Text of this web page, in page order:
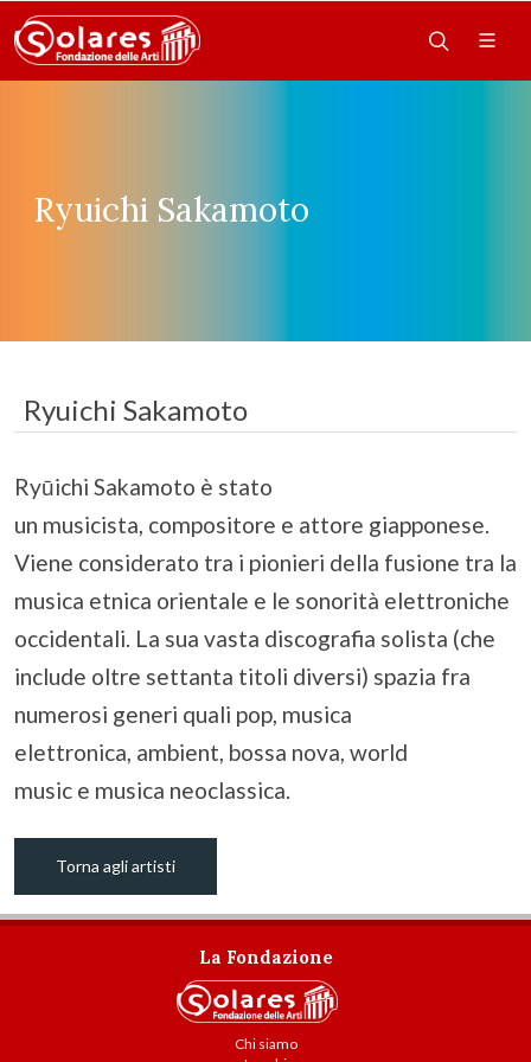
Ryuichi Sakamoto
Ryuichi Sakamoto
Ryūichi Sakamoto è stato
un musicista, compositore e attore giapponese.
Viene considerato tra i pionieri della fusione tra la
musica etnica orientale e le sonorità elettroniche
occidentali. La sua vasta discografia solista (che
include oltre settanta titoli diversi) spazia fra
numerosi generi quali pop, musica
elettronica, ambient, bossa nova, world
music e musica neoclassica.
Torna agli artisti
La Fondazione
Chi siamo